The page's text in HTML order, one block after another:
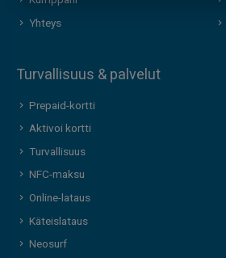
Yhteys
Turvallisuus & palvelut
Prepaid-kortti
Aktivoi kortti
Turvallisuus
NFC-maksu
Online-lataus
Käteislataus
Neosurf